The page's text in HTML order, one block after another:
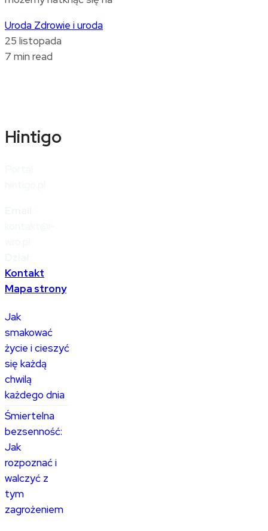
Uroda Zdrowie i uroda
25 listopada
7 min read
Hintigo
Kontakt
Mapa strony
Jak
smakować
życie i cieszyć
się każdą
chwilą
każdego dnia
Śmiertelna
bezsenność:
Jak
rozpoznać i
walczyć z
tym
zagrożeniem